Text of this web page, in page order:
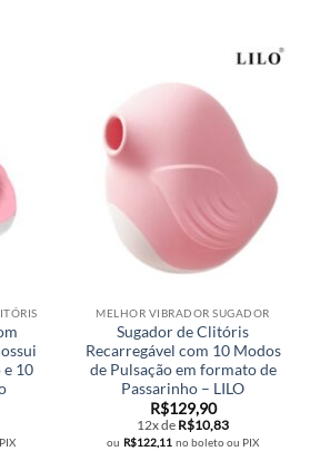
e 10
MELHOR VIBRADOR SUGADOR
Sugador de Clitóris
Recarregável com 10 Modos
de Pulsação em formato de
Passarinho – LILO
R$129,90
12x de R$10,83
ou R$122,11 no boleto ou PIX